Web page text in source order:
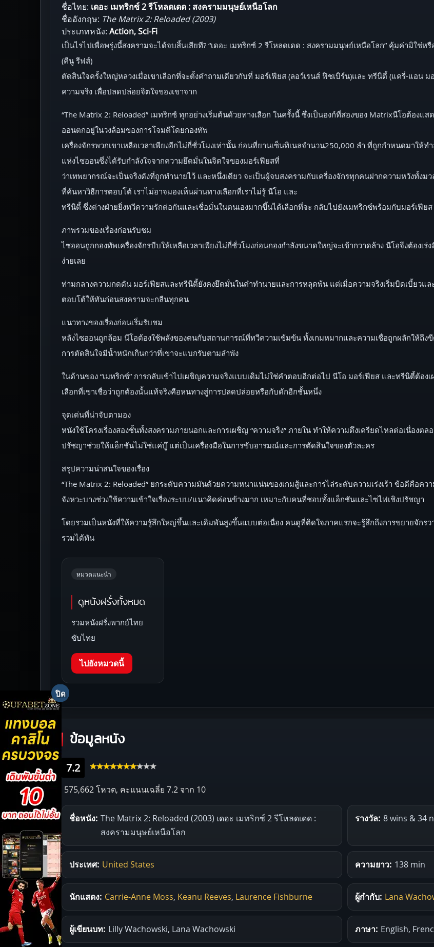
ชื่อไทย: เดอะ เมทริกซ์ 2 รีโหลดเดด : สงครามมนุษย์เหนือโลก
ชื่ออังกฤษ: The Matrix 2: Reloaded (2003)
ประเภทหนัง: Action, Sci-Fi
เป็นไรไปเพื่อพรุ่งนี้สงครามจะได้จบสิ้นเสียที? “เดอะ เมทริกซ์ 2 รีโหลดเดด : สงครามมนุษย์เหนือโลก” คุ้มค่ามิใช่
(คีนู รีฟส์)
ตัดสินใจครั้งใหญ่หลวงเมื่อเขาเลือกที่จะตั้งคำถามเดียวกับที่ มอร์เฟียส (ลอว์เรนส์ ฟิชเบิร์น)และ ทรีนิตี้ (แครี่-แอน
ความจริง เพื่อปลดปล่อยจิตใจของเขาจาก
“The Matrix 2: Reloaded” เมทริกซ์ ทุกอย่างเริ่มต้นด้วยทางเลือก ในครั้งนี้ ซึ่งเป็นองก์ที่สองของ Matrixนีโอต้องแ
ออนตกอยู่ในวงล้อมของการโจมตีโดยกองทัพ
เครื่องจักรพวกเขาเหลือเวลาเพียงอีกไม่กี่ชั่วโมงเท่านั้น ก่อนที่ยานเซ็นทิเนลจำนวน250,000 ลำ ที่ถูกกำหนดมาใ
แห่งไซออนซึ่งได้รับกำลังใจจากความยึดมั่นในจิตใจของมอร์เฟียสที่
ว่าเทพยากรณ์จะเป็นจริงดังที่ถูกทำนายไว้ และหนึ่งเดียว จะเป็นผู้จบสงครามกับเครื่องจักรทุกคนฝากความหวังทั้
ที่ค้นหาวิธีการตอบโต้ เราไม่อาจมองเห็นผ่านทางเลือกที่เราไม่รู้ นีโอ และ
ทรีนิตี้ ซึ่งต่างฝ่ายยิ่งทวีความรักต่อกันและเชื่อมั่นในตนเองมากขึ้นได้เลือกที่จะ กลับไปยังเมทริกซ์พร้อมกับมอร์เฟียส
ภาพรวมของเรื่องก่อนรับชม
ไซออนถูกกองทัพเครื่องจักรบีบให้เหลือเวลาเพียงไม่กี่ชั่วโมงก่อนกองกำลังขนาดใหญ่จะเข้ากวาดล้าง นีโอจึงต้องเ
ง่ายเลย
ท่ามกลางความกดดัน มอร์เฟียสและทรีนิตี้ยังคงยึดมั่นในคำทำนายและการหลุดพ้น แต่เมื่อความจริงเริ่มบิดเบี้ยวแล
ตอบโต้ให้ทันก่อนสงครามจะกลืนทุกคน
แนวทางของเรื่องก่อนเริ่มรับชม
หลังไซออนถูกล้อม นีโอต้องใช้พลังของตนกับสถานการณ์ที่ทวีความเข้มข้น ทั้งเกมหมากและความเชื่อถูกผลักให้ถึ
การตัดสินใจมีน้ำหนักเกินกว่าที่เขาจะแบกรับตามลำพัง
ในด้านของ “เมทริกซ์” การกลับเข้าไปเผชิญความจริงแบบเดิมไม่ใช่คำตอบอีกต่อไป นีโอ มอร์เฟียส และทรีนิตี้ต้อ
เลือกที่เขาเชื่อว่าถูกต้องนั้นแท้จริงคือหนทางสู่การปลดปล่อยหรือกับดักอีกชั้นหนึ่ง
จุดเด่นที่น่าจับตามอง
หนังใช้โครงเรื่องสองชั้นทั้งสงครามภายนอกและการเผชิญ “ความจริง” ภายใน ทำให้ความตึงเครียดไหลต่อเนื่องตล
ปรัชญาช่วยให้แอ็กชันไม่ใช่แค่บู๊ แต่เป็นเครื่องมือในการขับอารมณ์และการตัดสินใจของตัวละคร
สรุปความน่าสนใจของเรื่อง
“The Matrix 2: Reloaded” ยกระดับความมันด้วยความหนาแน่นของเกมสู้และการไล่ระดับความเร่งเร้า ข้อดีคือค
จังหวะบางช่วงใช้ความเข้าใจเรื่องระบบ/แนวคิดค่อนข้างมาก เหมาะกับคนที่ชอบทั้งแอ็กชันและไซไฟเชิงปรัชญา
โดยรวมเป็นหนังที่ให้ความรู้สึกใหญ่ขึ้นและเดิมพันสูงขึ้นแบบต่อเนื่อง คนดูที่ติดใจภาคแรกจะรู้สึกถึงการขยายจักร
รวมได้ทัน
หมวดแนะนำ
ดูหนังฝรั่งทั้งหมด
รวมหนังฝรั่งพากย์ไทย
ซับไทย
ไปยังหมวดนี้
ข้อมูลหนัง
7.2
575,662 โหวต, คะแนนเฉลี่ย 7.2 จาก 10
ชื่อหนัง: The Matrix 2: Reloaded (2003) เดอะ เมทริกซ์ 2 รีโหลดเดด :
สงครามมนุษย์เหนือโลก
รางวัล: 8 wins & 34
ประเทศ: United States ความยาว: 138 min
นักแสดง: Carrie-Anne Moss, Keanu Reeves, Laurence Fishburne ผู้กำกับ: Lana
ผู้เขียนบท: Lilly Wachowski, Lana Wachowski ภาษา: English,